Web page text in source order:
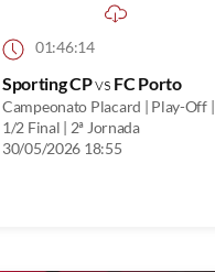
01:46:14
Sporting CPvs FC Porto
Campeonato Placard | Play-Off |
1/2 Final | 2ª Jornada
30/05/2026 18:55